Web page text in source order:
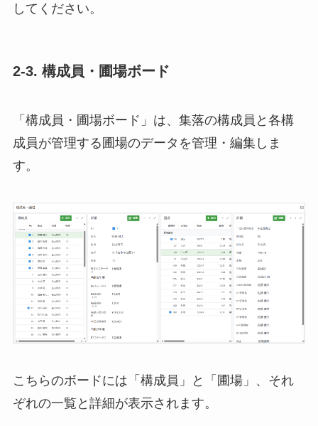
してください。
2-3. 構成員・圃場ボード
「構成員・圃場ボード」は、集落の構成員と各構
成員が管理する圃場のデータを管理・編集しま
す。
こちらのボードには「構成員」と「圃場」、それ
ぞれの一覧と詳細が表示されます。